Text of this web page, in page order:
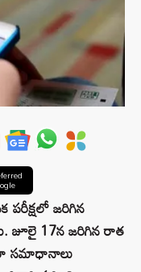
జరిగిన
జూలై 17న జరిగిన రాత
సమాధానాలు